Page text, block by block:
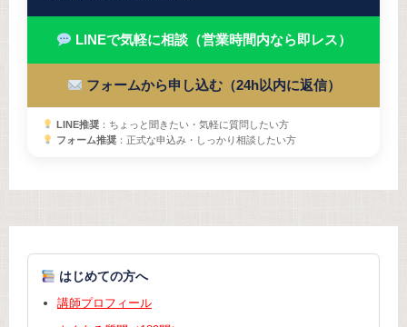
LINEで気軽に相談（営業時間内なら即レス）
フォームから申し込む（24h以内に返信）
LINE推奨：ちょっと聞きたい・気軽に質問したい方
フォーム推奨：正式な申込み・しっかり相談したい方
はじめての方へ
講師プロフィール